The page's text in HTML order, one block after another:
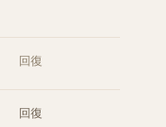
回復
回復